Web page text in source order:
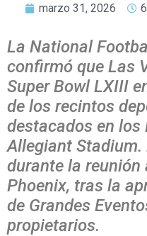
marzo 31, 2026
La National
confirmó que Las
Super Bowl LXIII
de los recintos
destacados en los
Allegiant Stadium.
durante la reunión
Phoenix, tras la
de Grandes
propietarios.